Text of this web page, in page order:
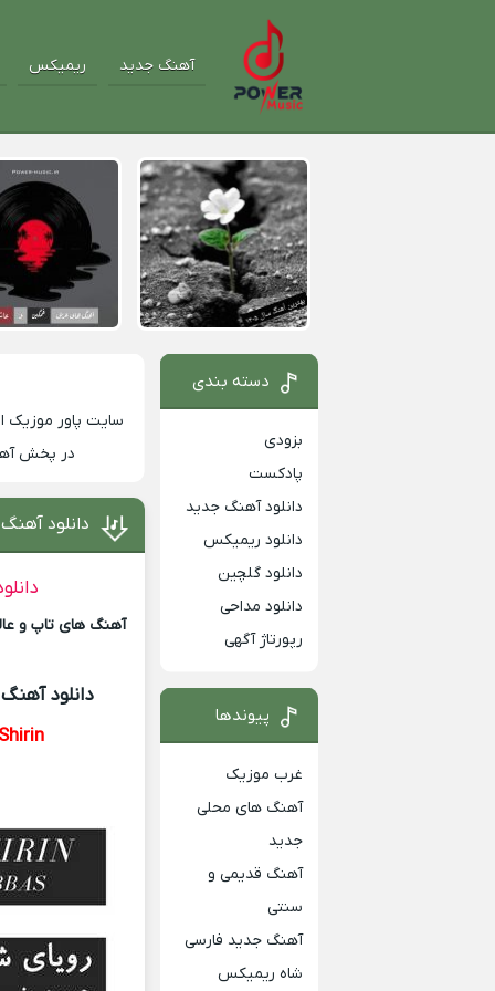
آهنگ جدید ریمیکس
سایت پاور موزیک
در پخش
دانلود
آهنگ های تاپ و
دانلود آهنگ
دسته بندی
بزودی
پادکست
دانلود آهنگ جدید
دانلود ریمیکس
دانلود گلچین
دانلود مداحی
رپورتاژ آگهی
پیوندها
غرب موزیک
آهنگ های محلی
جدید
آهنگ قدیمی و
سنتی
آهنگ جدید فارسی
شاه ریمیکس